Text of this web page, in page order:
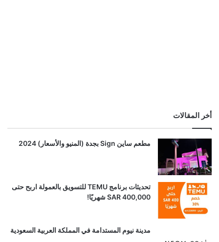
أخر المقالات
مطعم ساين Sign بجدة (المنيو والأسعار) 2024
تحديثات برنامج TEMU للتسويق بالعمولة اربح حتى
SAR 400,000 شهريًا!
مدينة نيوم المستدامة في المملكة العربية السعودية